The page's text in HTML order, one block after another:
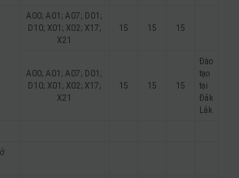
A00; A01; A07; D01;
D10; X01; X02; X17;
X21
15 15 15
A00; A01; A07; D01;
D10; X01; X02; X17;
X21
15 15 15
Đào
tạo
tại
Đắk
Lắk